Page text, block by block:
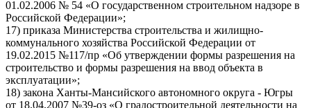
01.02.2006 № 54 «О государственном строительном надзоре в
Российской Федерации»;
17) приказа Министерства строительства и жилищно-
коммунального хозяйства Российской Федерации от
19.02.2015 №117/пр «Об утверждении формы разрешения на
строительство и формы разрешения на ввод объекта в
эксплуатации»;
18) закона Ханты-Мансийского автономного округа - Югры
от 18.04.2007 №39-оз «О градостроительной деятельности на